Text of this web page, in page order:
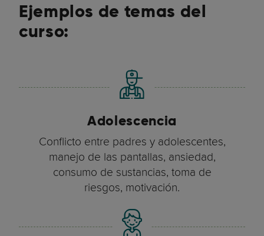
Ejemplos de temas del
curso:
Adolescencia
Conflicto entre padres y adolescentes,
manejo de las pantallas, ansiedad,
consumo de sustancias, toma de
riesgos, motivación.